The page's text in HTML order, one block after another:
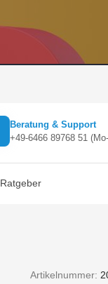
Ratgeber
Beratung & Support
+49-6466 89768 51
Artikelnummer: